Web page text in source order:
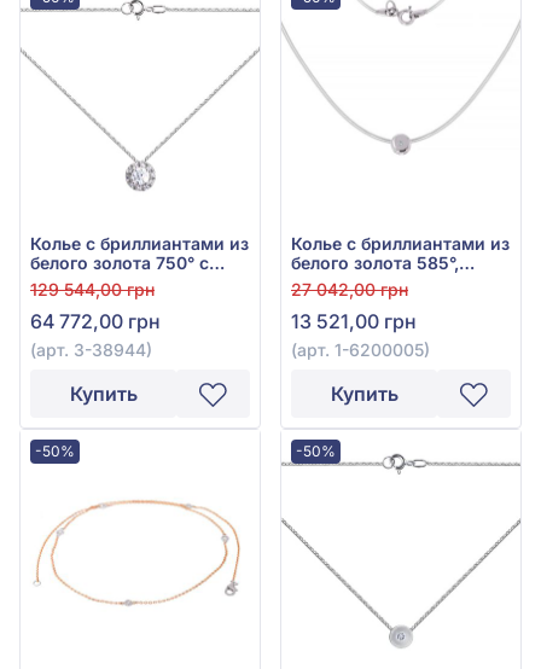
Колье с бриллиантами из
белого золота 750° с
бриллиантом 0,29ct, арт.
3-38944
129 544,00 грн
64 772,00 грн
(арт. 3-38944)
Купить
Колье с бриллиантами из
белого золота 585°,
Бриллиант 0,01ct, арт. 1-
6200005
27 042,00 грн
13 521,00 грн
(арт. 1-6200005)
Купить
-50% -50%